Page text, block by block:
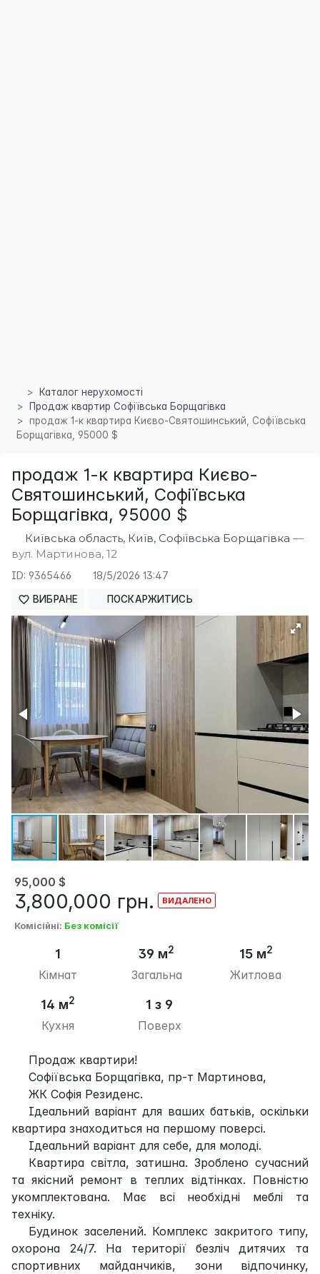
Каталог нерухомості
Продаж квартир Софіївська Борщагівка
продаж 1-к квартира Києво-Святошинський, Софіївська
Борщагівка, 95000 $
продаж 1-к квартира Києво-
Святошинський, Софіївська
Борщагівка, 95000 $
Київська область, Київ, Софіївська Борщагівка —
вул. Мартинова, 12
ID: 9365466 18/5/2026 13:47
ВИБРАНЕ ПОСКАРЖИТИСЬ
95,000 $
3,800,000 грн.
Комісійні: Без комісії
1
Кімнат
39 м2
Загальна
15 м2
Житлова
14 м2
Кухня
1 з 9
Поверх
Продаж квартири!
Софіївська Борщагівка, пр-т Мартинова,
ЖК Софія Резиденс.
Ідеальний варіант для ваших батьків, оскільки
квартира знаходиться на першому поверсі.
Ідеальний варіант для себе, для молоді.
Квартира світла, затишна. Зроблено сучасний
та якісний ремонт в теплих відтінках. Повністю
укомплектована. Має всі необхідні меблі та
техніку.
Будинок заселений. Комплекс закритого типу,
охорона 24/7. На території безліч дитячих та
спортивних майданчиків, зони відпочинку,